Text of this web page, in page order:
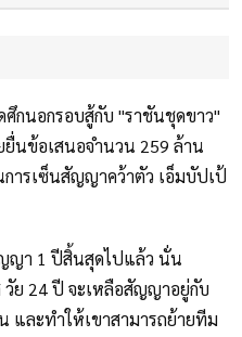
กนอกรอบสู้กับ "ราชันชุดขาว"
ยื่นข้อเสนอจำนวน 259 ล้าน
ารเซ็นสัญญาคว้าตัว เอ็มบัปเป้
ญา 1 ปีสิ้นสุดไปแล้ว นั่น
วัย 24 ปี จะเหลือสัญญาอยู่กับ
และทำให้เขาสามารถย้ายทีม